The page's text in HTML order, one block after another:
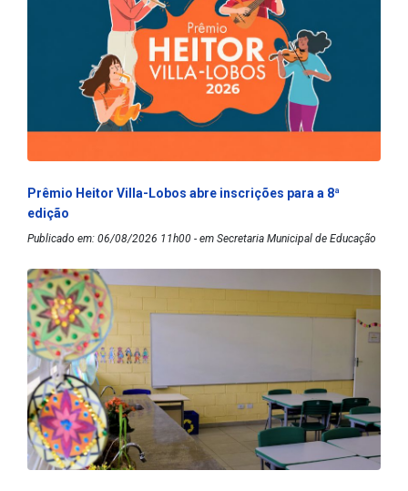
Prêmio Heitor Villa-Lobos abre inscrições para a 8ª
edição
Publicado em: 06/08/2026 11h00 - em Secretaria Municipal de Educação